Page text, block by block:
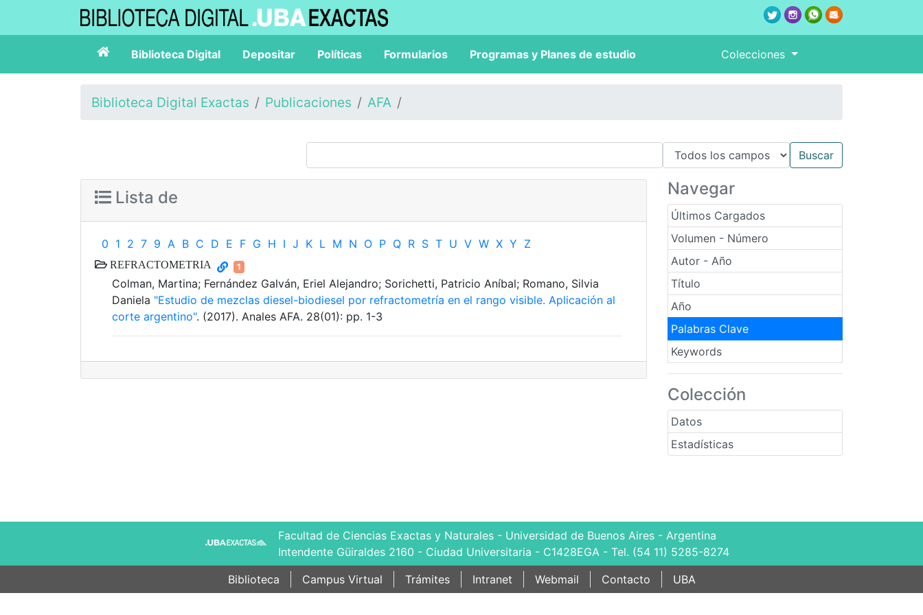
Biblioteca Digital Depositar Políticas Formularios Programas y Planes de estudio Colecciones
Biblioteca Digital Exactas Publicaciones AFA
Navegar
Últimos Cargados
Volumen - Número
Autor - Año
Título
Año
Palabras Clave
Keywords
Colección
Datos
Estadísticas
Lista de
0 1 2 7 9 A B C D E F G H I J K L M N O P Q R S T U V W X Y Z
REFRACTOMETRIA 1
Colman, Martina; Fernández Galván, Eriel Alejandro; Sorichetti, Patricio Aníbal; Romano, Silvia
Daniela "Estudio de mezclas diesel-biodiesel por refractometría en el rango visible. Aplicación al
corte argentino". (2017). Anales AFA. 28(01): pp. 1-3
Facultad de Ciencias Exactas y Naturales - Universidad de Buenos Aires - Argentina
Intendente Güiraldes 2160 - Ciudad Universitaria - C1428EGA - Tel. (54 11) 5285-8274
Biblioteca
Campus Virtual Trámites Intranet Webmail Contacto UBA